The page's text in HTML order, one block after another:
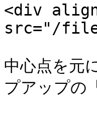
<div
src="/
中心点を元